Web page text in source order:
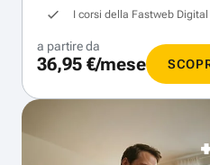
I corsi della Fastweb
a partire da
36,95 €/mese